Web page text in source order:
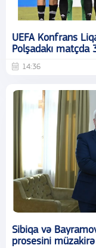
UEFA Konfrans
Polşadakı
14:36
Sibiqa və
prosesini